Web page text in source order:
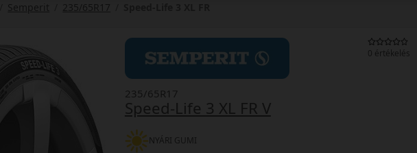
Semperit 235/65R17
0 értékelés
Speed-Life 3 XL FR V
235/65R17
NYÁRI GUMI